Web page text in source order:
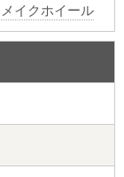
メイクホイール